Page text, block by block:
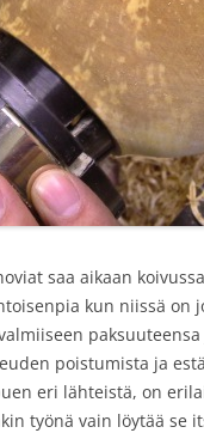
saa aikaan
kun niissä on
poistumista ja
eri lähteistä, on
työnä vain löytää se